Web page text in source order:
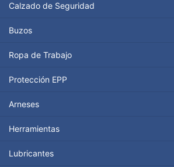
Calzado de Seguridad
Buzos
Ropa de Trabajo
Protección EPP
Arneses
Herramientas
Lubricantes